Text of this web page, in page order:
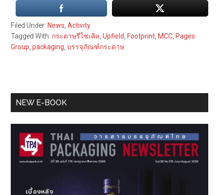
Filed Under: News,Activity
Tagged With: กระดาษรีไซเคิล,Upfield, Footprint, MCC, Pages
Group,packaging,บรรจุภัณฑ์กระดาษ
Primary
NEW E-BOOK